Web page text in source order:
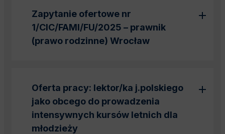
Zapytanie ofertowe nr
1/CIC/FAMI/FU/2025 – prawnik
(prawo rodzinne) Wrocław
Oferta pracy: lektor/ka j.polskiego
jako obcego do prowadzenia
intensywnych kursów letnich dla
młodzieży